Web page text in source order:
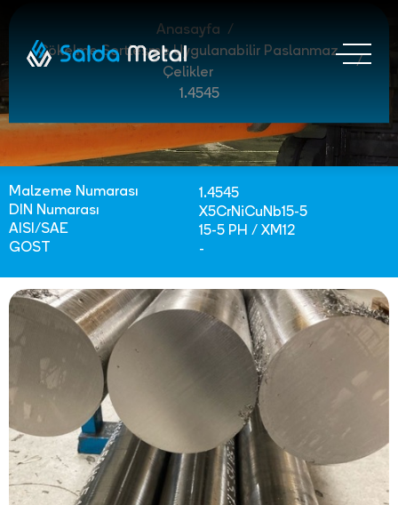
Anasayfa
Çökelme Sertleşme Uygulanabilir Paslanmaz
Çelikler
1.4545
Malzeme Numarası
1.4545
DIN Numarası
X5CrNiCuNb15-5
AISI/SAE
15-5 PH / XM12
GOST
-